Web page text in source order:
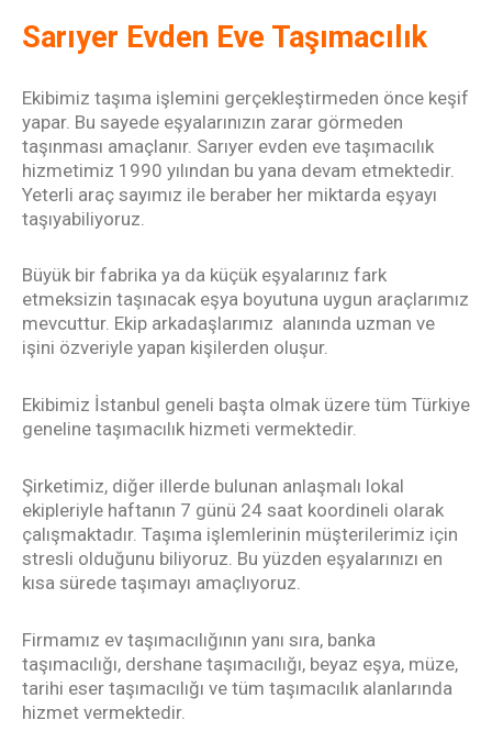
Sarıyer Evden Eve Taşımacılık
Ekibimiz taşıma işlemini gerçekleştirmeden önce keşif
yapar. Bu sayede eşyalarınızın zarar görmeden
taşınması amaçlanır. Sarıyer evden eve taşımacılık
hizmetimiz 1990 yılından bu yana devam etmektedir.
Yeterli araç sayımız ile beraber her miktarda eşyayı
taşıyabiliyoruz.
Büyük bir fabrika ya da küçük eşyalarınız fark
etmeksizin taşınacak eşya boyutuna uygun araçlarımız
mevcuttur. Ekip arkadaşlarımız alanında uzman ve
işini özveriyle yapan kişilerden oluşur.
Ekibimiz İstanbul geneli başta olmak üzere tüm Türkiye
geneline taşımacılık hizmeti vermektedir.
Şirketimiz, diğer illerde bulunan anlaşmalı lokal
ekipleriyle haftanın 7 günü 24 saat koordineli olarak
çalışmaktadır. Taşıma işlemlerinin müşterilerimiz için
stresli olduğunu biliyoruz. Bu yüzden eşyalarınızı en
kısa sürede taşımayı amaçlıyoruz.
Firmamız ev taşımacılığının yanı sıra, banka
taşımacılığı, dershane taşımacılığı, beyaz eşya, müze,
tarihi eser taşımacılığı ve tüm taşımacılık alanlarında
hizmet vermektedir.